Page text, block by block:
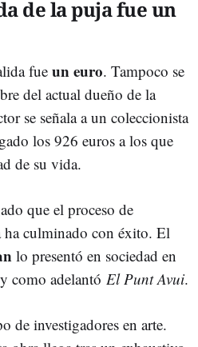
de la puja fue un
fue un euro. Tampoco se
del actual dueño de la
se señala a un coleccionista
los 926 euros a los que
de su vida.
que el proceso de
culminado con éxito. El
lo presentó en sociedad en
como adelantó El Punt Avui.
de investigadores en arte.